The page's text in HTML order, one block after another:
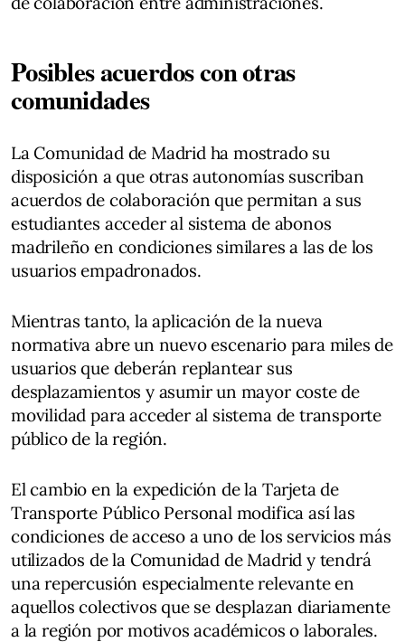
Posibles acuerdos con otras
comunidades
La Comunidad de Madrid ha mostrado su
disposición a que otras autonomías suscriban
acuerdos de colaboración que permitan a sus
estudiantes acceder al sistema de abonos
madrileño en condiciones similares a las de los
usuarios empadronados.
Mientras tanto, la aplicación de la nueva
normativa abre un nuevo escenario para miles de
usuarios que deberán replantear sus
desplazamientos y asumir un mayor coste de
movilidad para acceder al sistema de transporte
público de la región.
El cambio en la expedición de la Tarjeta de
Transporte Público Personal modifica así las
condiciones de acceso a uno de los servicios más
utilizados de la Comunidad de Madrid y tendrá
una repercusión especialmente relevante en
aquellos colectivos que se desplazan diariamente
a la región por motivos académicos o laborales.